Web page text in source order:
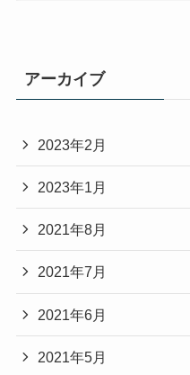
アーカイブ
2023年2月
2023年1月
2021年8月
2021年7月
2021年6月
2021年5月